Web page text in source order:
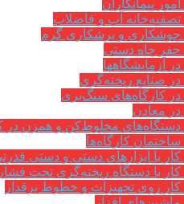
امور پیمانکاران
تصفیه‌خانه آب و فاضلاب
جوشکاری و برشکاری گرم
حفر چاه دستی
در آزمایشگاهها
در صنایع ریخته‌گری
در کارگاه‌های سنگ‌بری
در معادن
دستگاه‌های مخلوط‌کن و همزن در
ساختمان کارگاه‌ها
کار با ابزارهای دستی و دستی
کار با دستگاه ریخته‌گری تحت فشار
کار روی تجهیزات و خطوط برقدار